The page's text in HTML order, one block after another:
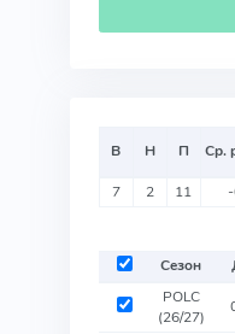
В Н П Ср.
7 2 11
Сезон
POLC
(26/27)